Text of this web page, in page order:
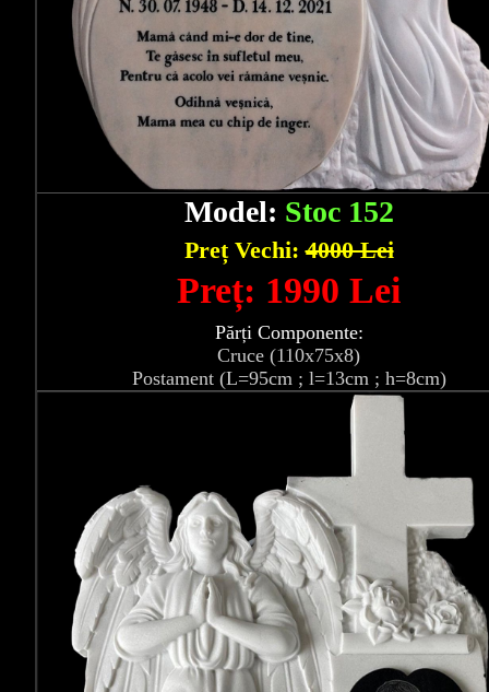
Model: Stoc 152
Preț Vechi:4000 Lei
Preț: 1990 Lei
Părți Componente:
Cruce (110x75x8)
Postament (L=95cm ; l=13cm ; h=8cm)